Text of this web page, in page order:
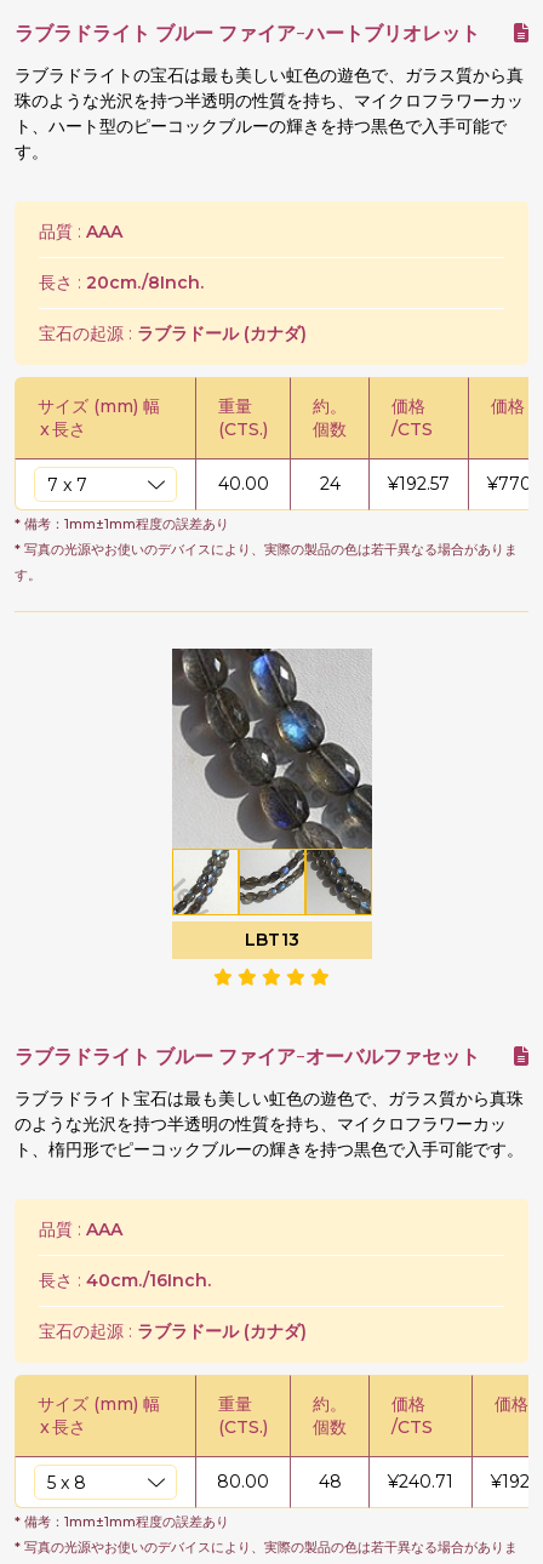
ラブラドライト ブルー ファイア-ハートブリオレット
ラブラドライトの宝石は最も美しい虹色の遊色で、ガラス質から真
珠のような光沢を持つ半透明の性質を持ち、マイクロフラワーカッ
ト、ハート型のピーコックブルーの輝きを持つ黒色で入手可能で
す。
品質 : AAA
長さ : 20cm./8Inch.
宝石の起源 : ラブラドール (カナダ)
サイズ (mm) 幅
x長さ
重量
(CTS.)
約。
個数
価格
/CTS
価格 /
40.00 24 ¥192.57 ¥
* 備考：1mm±1mm程度の誤差あり
* 写真の光源やお使いのデバイスにより、実際の製品の色は若干異なる場合がありま
す。
LBT13
ラブラドライト ブルー ファイア-オーバルファセット
ラブラドライト宝石は最も美しい虹色の遊色で、ガラス質から真珠
のような光沢を持つ半透明の性質を持ち、マイクロフラワーカッ
ト、楕円形でピーコックブルーの輝きを持つ黒色で入手可能です。
品質 : AAA
長さ : 40cm./16Inch.
宝石の起源 : ラブラドール (カナダ)
サイズ (mm) 幅
x長さ
重量
(CTS.)
約。
個数
価格
/CTS
価格 /
80.00 48 ¥240.71 ¥
* 備考：1mm±1mm程度の誤差あり
* 写真の光源やお使いのデバイスにより、実際の製品の色は若干異なる場合がありま